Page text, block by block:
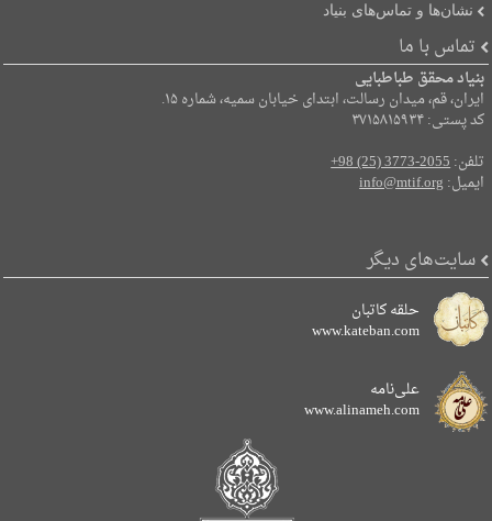
نشان‌ها و تماس‌های بنیاد
تماس با ما
بنیاد محقق طباطبایی
ایران، قم، میدان رسالت، ابتدای خیابان سمیه، شماره ۱۵.
کد پستی: ۳۷۱۵۸۱۵۹۳۴
تلفن:+98 (25) 3773-2055
ایمیل:info@mtif.org
سایت‌های دیگر
حلقه کاتبان
www.kateban.com
علی‌نامه
www.alinameh.com